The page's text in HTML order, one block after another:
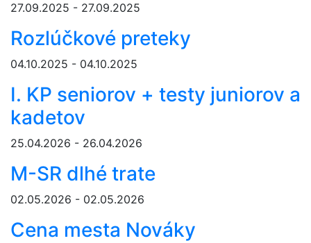
27.09.2025 - 27.09.2025
Rozlúčkové preteky
04.10.2025 - 04.10.2025
I. KP seniorov + testy juniorov a
kadetov
25.04.2026 - 26.04.2026
M-SR dlhé trate
02.05.2026 - 02.05.2026
Cena mesta Nováky